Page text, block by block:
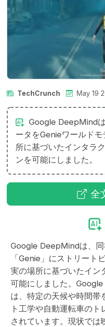
TechCrunch May 19
Google DeepMind
ータをGenieワールド
所に基づいたインタラ
ンを可能にしました。
全
Google DeepMindは、
「Genie」にストリート
実の場所に基づいたイン
可能にしました。
は、特定の天候や時間帯
ト工学や自動運転車の
されています。現状では